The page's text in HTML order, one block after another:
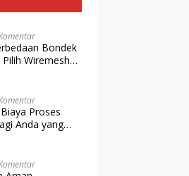
Bondek
Wiremesh
Proses
Anda yang